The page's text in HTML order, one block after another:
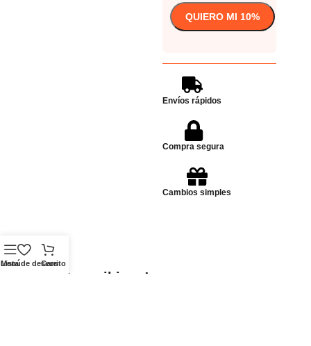
Envíos rápidos
Compra segura
Cambios simples
Dudas? escribinos!
Menú
Lista de deseos
Carrito